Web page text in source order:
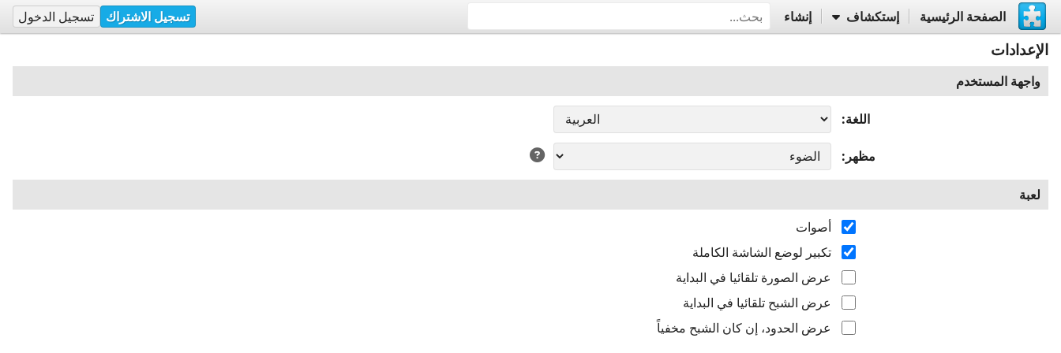
الصفحة الرئيسية إستكشاف إنشاء تسجيل الاشتراك تسجيل الدخول
الإعدادات
واجهة المستخدم
اللغة
مظهر
لعبة
أصوات
تكبير لوضع الشاشة الكاملة
عرض الصورة تلقائيا في البداية
عرض الشبح تلقائيا في البداية
عرض الحدود، إن كان الشبح مخفياً